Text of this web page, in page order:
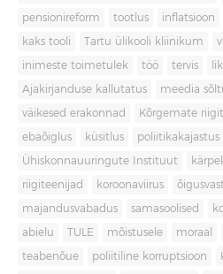
pensionireform tootlus inflatsioon
kaks tooli Tartu ülikooli kliinikum
inimeste toimetulek töö tervis
Ajakirjanduse kallutatus meedia
väikesed erakonnad Kõrgemate
ebaõiglus küsitlus poliitikakajastus
Ühiskonnauuringute Instituut
riigiteenijad koroonaviirus
majandusvabadus samasoolised
abielu TULE mõistusele moraal
teabenõue poliitiline korruptsioon